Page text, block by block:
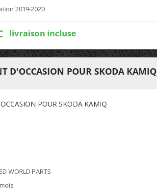
2019-2020
livraison incluse
D'OCCASION POUR SKODA KAMIQ
POUR SKODA KAMIQ
WORLD PARTS